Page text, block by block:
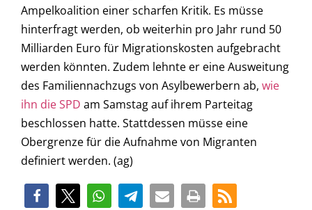
Ampelkoalition einer scharfen Kritik. Es müsse
hinterfragt werden, ob weiterhin pro Jahr rund 50
Milliarden Euro für Migrationskosten aufgebracht
werden könnten. Zudem lehnte er eine Ausweitung
des Familiennachzugs von Asylbewerbern ab, wie
ihn die SPD am Samstag auf ihrem Parteitag
beschlossen hatte. Stattdessen müsse eine
Obergrenze für die Aufnahme von Migranten
definiert werden. (ag)